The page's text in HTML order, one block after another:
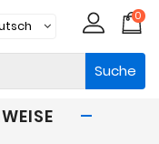
0
Suche